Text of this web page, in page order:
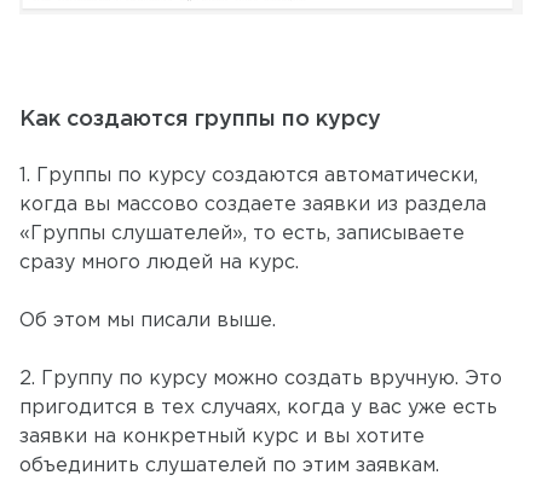
Как создаются группы по курсу
1. Группы по курсу создаются автоматически,
когда вы массово создаете заявки из раздела
«Группы слушателей», то есть, записываете
сразу много людей на курс.
Об этом мы писали выше.
2. Группу по курсу можно создать вручную. Это
пригодится в тех случаях, когда у вас уже есть
заявки на конкретный курс и вы хотите
объединить слушателей по этим заявкам.